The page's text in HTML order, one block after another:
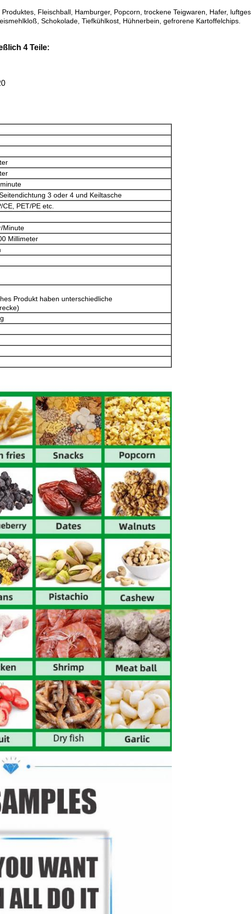
Fleischball, Hamburger, Popcorn, trockene Teigwaren, Hafer,
Schokolade, Tiefkühlkost, Hühnerbein, gefrorene Kartoffelchips.
4 Teile:
3 oder 4 und Keiltasche
CE, PET/PE etc.
Minute
Millimeter
Produkt haben unterschiedliche